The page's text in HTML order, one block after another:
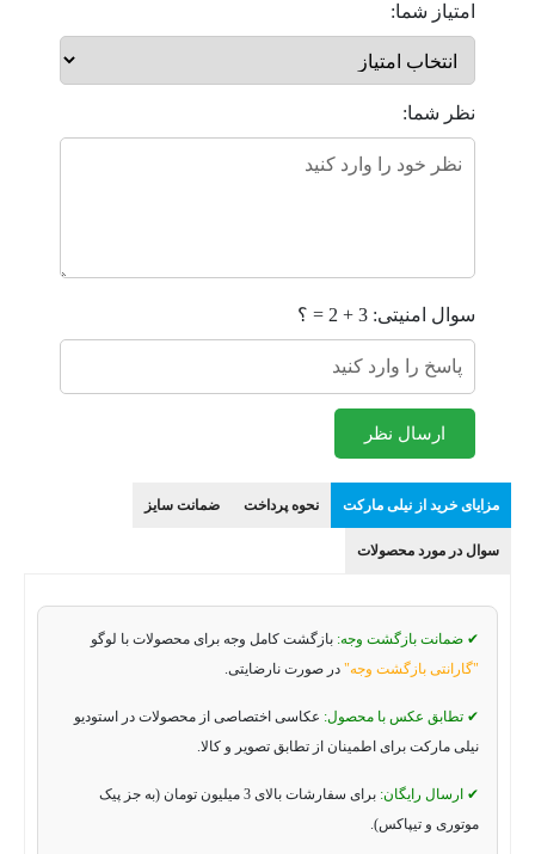
امتیاز شما:
نظر شما:
سوال امنیتی: 3 + 2 = ؟
ارسال نظر
مزایای خرید از نیلی مارکت نحوه پرداخت ضمانت سایز
سوال در مورد محصولات
✔ ضمانت بازگشت وجه: بازگشت کامل وجه برای محصولات با لوگو
"گارانتی بازگشت وجه" در صورت نارضایتی.
✔ تطابق عکس با محصول: عکاسی اختصاصی از محصولات در استودیو
نیلی مارکت برای اطمینان از تطابق تصویر و کالا.
✔ ارسال رایگان:
برای سفارشات بالای 3 میلیون تومان (به جز پیک
موتوری و تیپاکس).